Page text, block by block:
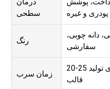
سطحی
پودری و غیره
رنگ
دانه چوبی،
سفارشی
زمان سرب
20-25 روز، 10 روز اضافی برای تولید
قالب